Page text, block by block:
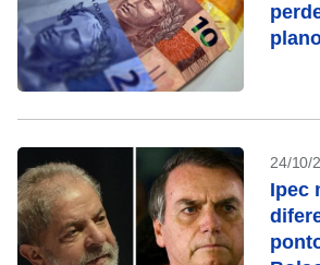
24/10/
Ipec